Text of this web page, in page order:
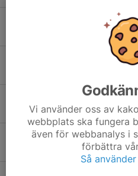
Provardag
0
Föreningslotteriet 2026
Tranemo IF Fotboll
29 sep 2025 0
Dragning
16 maj 2025 0
Vi använder oss av
webbplats ska fungera
även för webbanalys i
förbättra
Så